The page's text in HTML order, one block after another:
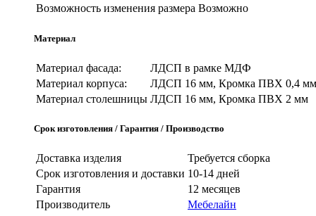
Возможность изменения размера Возможно
Материал
Материал фасада:
ЛДСП в рамке МДФ
Материал корпуса:
ЛДСП 16 мм, Кромка ПВХ 0,4 мм
Материал столешницы ЛДСП 16 мм, Кромка ПВХ 2 мм
Срок изготовления / Гарантия / Производство
Доставка изделия
Требуется сборка
Срок изготовления и доставки 10-14 дней
Гарантия
12 месяцев
Производитель
Мебелайн